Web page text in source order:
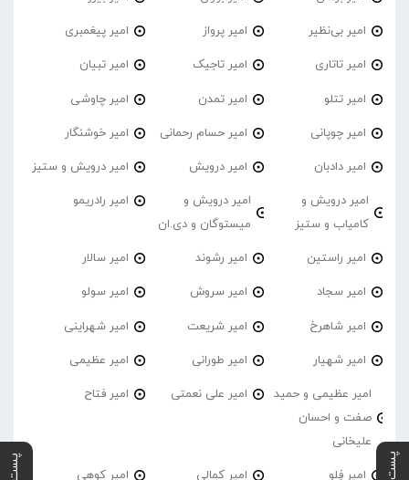
امیر بی‌نظیر امیر پرواز امیر پیغمبری
امیر تاتاری امیر تاجیک امیر تبیان
امیر تتلو امیر تمدن امیر چاوشی
امیر چوپانی امیر حسام رحمانی امیر خوشنگار
امیر دادبان امیر درویش امیر درویش و ستیز
امیر درویش و
کامیاب و ستیز
امیر درویش و
میستوگان و دی.ان
امیر رادریمو
امیر راستین امیر رشوند امیر سالار
امیر سجاد امیر سروش امیر سولو
امیر شاهرخ امیر شریعت امیر شهراینی
امیر شهیار امیر طورانی امیر عظیمی
امیر عظیمی و حمید
صفت و احسان
علیخانی
امیر علی نعمتی امیر فتاح
امیر فِلو امیر کمالی امیر کوهی